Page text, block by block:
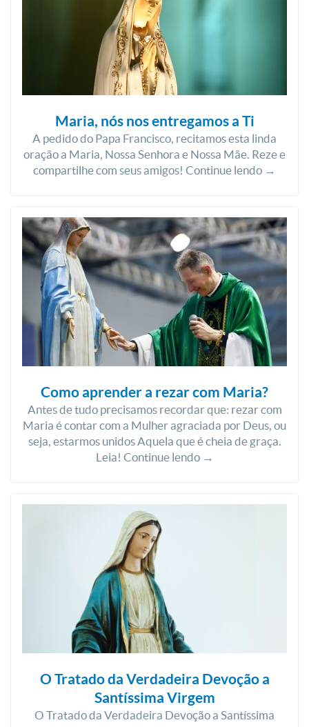
Maria, nós nos entregamos a Ti
A pedido do Papa Francisco, recitamos esta linda
oração a Maria, Nossa Senhora e Nossa Mãe. Reze e
compartilhe com seus amigos! Continue lendo →
Como aprender a rezar com Maria?
Antes de tudo precisamos recordar que: rezar com
Maria é contar com a Mulher agraciada por Deus, ou
seja, estarmos unidos Aquela que é cheia de graça.
Leia! Continue lendo →
O Tratado da Verdadeira Devoção a
Santíssima Virgem
O Tratado da Verdadeira Devoção a Santíssima